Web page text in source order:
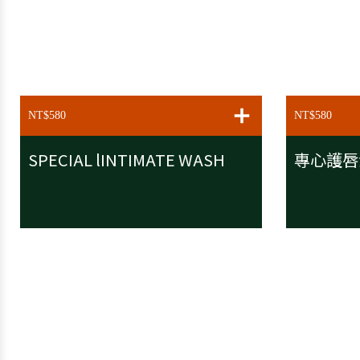
ADD TO
NT$580
SPECIAL lINTIMATE WASH
NT$580
專心護